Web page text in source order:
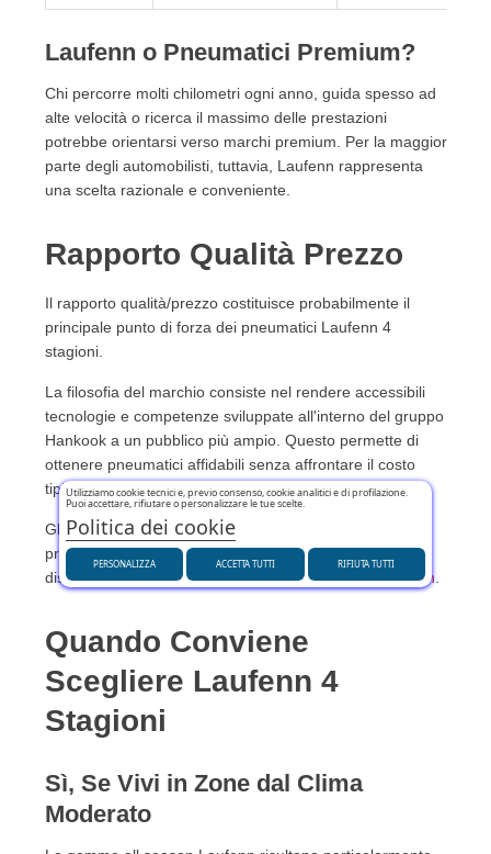
Laufenn o Pneumatici Premium?
Chi percorre molti chilometri ogni anno, guida spesso ad
alte velocità o ricerca il massimo delle prestazioni
potrebbe orientarsi verso marchi premium. Per la maggior
parte degli automobilisti, tuttavia, Laufenn rappresenta
una scelta razionale e conveniente.
Rapporto Qualità Prezzo
Il rapporto qualità/prezzo costituisce probabilmente il
principale punto di forza dei pneumatici Laufenn 4
stagioni.
La filosofia del marchio consiste nel rendere accessibili
tecnologie e competenze sviluppate all'interno del gruppo
Hankook a un pubblico più ampio. Questo permette di
ottenere pneumatici affidabili senza affrontare il costo
tipico dei marchi premium.
Gli automobilisti che cercano un buon compromesso tra
prestazioni e budget possono confrontare la gamma
disponibile nella sezione dedicata aipneumatici Laufenn.
Quando Conviene
Scegliere Laufenn 4
Stagioni
Sì, Se Vivi in Zone dal Clima
Moderato
Utilizziamo cookie tecnici e, previo consenso, cookie analitici e di profilazione.
Puoi accettare, rifiutare o personalizzare le tue scelte.
Politica dei cookie
PERSONALIZZA RIFIUTA TUTTI
ACCETTA TUTTI